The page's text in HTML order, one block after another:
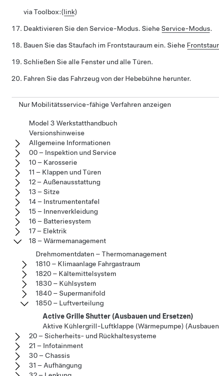
via Toolbox:(link)
Deaktivieren Sie den Service-Modus. Siehe Service-Modus.
Bauen Sie das Staufach im Frontstauraum ein. Siehe
Schließen Sie alle Fenster und alle Türen.
Fahren Sie das Fahrzeug von der Hebebühne herunter.
Nur Mobilitätsservice-fähige Verfahren anzeigen
Model 3 Werkstatthandbuch
Versionshinweise
Allgemeine Informationen
00 – Inspektion und Service
10 – Karosserie
11 – Klappen und Türen
12 – Außenausstattung
13 – Sitze
14 – Instrumententafel
15 – Innenverkleidung
16 – Batteriesystem
17 – Elektrik
18 – Wärmemanagement
Drehmomentdaten – Thermomanagement
1810 – Klimaanlage Fahrgastraum
1820 – Kältemittelsystem
1830 – Kühlsystem
1840 – Supermanifold
1850 – Luftverteilung
Active Grille Shutter (Ausbauen und Ersetzen)
Aktive Kühlergrill-Luftklappe (Wärmepumpe)
20 – Sicherheits- und Rückhaltesysteme
21 – Infotainment
30 – Chassis
31 – Aufhängung